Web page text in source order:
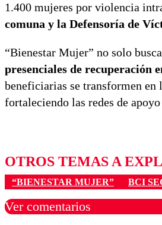
1.400 mujeres por violencia
comuna y la Defensoría de
“Bienestar Mujer” no solo
presenciales de recuperación
beneficiarias se transformen en
fortaleciendo las redes de
OTROS TEMAS A
“BIENESTAR MUJER” BCI
Ver comentarios